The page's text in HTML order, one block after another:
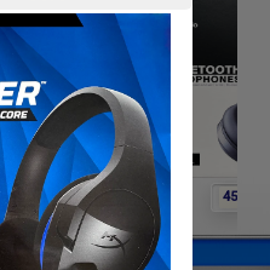
35 000F 45 000